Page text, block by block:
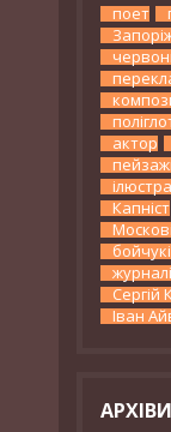
поет
актор
Капніст
Сергій
Іван
АРХІВИ